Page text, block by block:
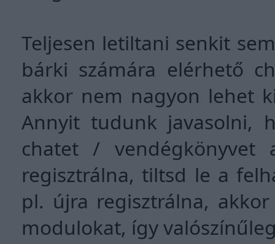
Teljesen letiltani senkit
bárki számára elérhető
akkor nem nagyon lehet
Annyit tudunk javasolni,
chatet /
regisztrálna, tiltsd le a
pl. újra regisztrálna,
modulokat, így